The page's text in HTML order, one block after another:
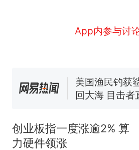
App内参与讨
协会回应
男子上山采菌
窝，原地守1
来源：参考消
笔试第一被第
官方通报
因老师一句“
人生
创业板指一度涨逾2% 算
力硬件领涨